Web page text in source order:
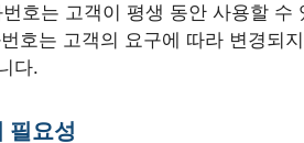
호는 고객이 평생 동안 사용할
호는 고객의 요구에 따라 변경되
다.
필요성